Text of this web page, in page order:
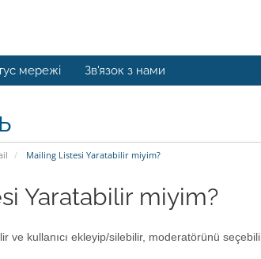
мережі Зв'язок з нами
Mailing Listesi Yaratabilir miyim?
Yaratabilir miyim?
ve kullanıcı ekleyip/silebilir, moderatörünü